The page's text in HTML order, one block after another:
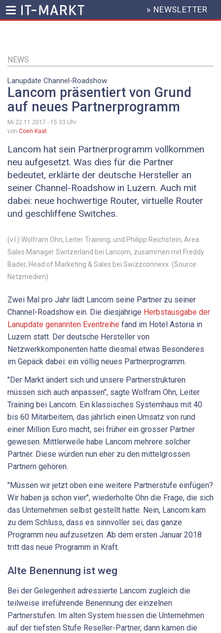
Inhalt
HEADER
MENU
» NEWSLETTER
NEWS
Lanupdate Channel-Roadshow
Lancom präsentiert von Grund
auf neues Partnerprogramm
Mi 22.11.2017 - 15:33 Uhr
von Coen Kaat
Lancom hat sein Partnerprogramm vollkommen
neu aufgesetzt. Was dies für die Partner
bedeutet, erklärte der deutsche Hersteller an
seiner Channel-Roadshow in Luzern. Auch mit
dabei: neue hochwertige Router, virtuelle Router
und geschliffene Switches.
(v.l.) Wolfram Ohn, Leiter Training, und Philipp Reichstein, Area
Sales Manager Switzerland bei Lancom, zusammen mit Freddy
Bader, Head of Marketing & Sales bei Swizzconnexx. (Source:
Netzmedien)
Zwei Mal pro Jahr lädt Lancom seine Partner zu seiner
Channel-Roadshow ein. Die diesjährige Herbstausgabe der
Lanupdate genannten Eventreihe fand im Hotel Astoria in
Luzern statt. Der deutsche Hersteller von
Netzwerkkomponenten hatte diesmal etwas Besonderes
im Gepäck dabei: ein völlig neues Partnerprogramm.
"Der Markt ändert sich und unsere Partnerstrukturen
müssen sich auch anpassen", sagte Wolfram Ohn, Leiter
Training bei Lancom. Ein klassisches Systemhaus mit 40
bis 60 Mitarbeitern, das jährlich einen Umsatz von rund
einer Million Euro macht, sei früher ein grosser Partner
gewesen. Mittlerweile habe Lancom mehrere solcher
Partner. Diese würden nun eher zu den mittelgrossen
Partnern gehören.
"Müssen wir jetzt oben eine weitere Partnerstufe einfügen?
Wir haben ja schon vier", wiederholte Ohn die Frage, die sich
das Unternehmen selbst gestellt hatte. Nein, Lancom kam
zu dem Schluss, dass es sinnvoller sei, das ganze
Programm neu aufzusetzen. Ab dem ersten Januar 2018
tritt das neue Programm in Kraft.
Alte Benennung ist weg
Bei der Gelegenheit adressierte Lancom zugleich die
teilweise irreführende Benennung der einzelnen
Partnerstufen. Im alten System hiessen die Unternehmen
auf der tiefsten Stufe Reseller-Partner, dann kamen die